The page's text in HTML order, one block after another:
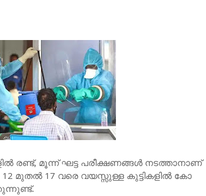
ര​​ണ്ട്, മൂ​​ന്ന്​ ഘ​​ട്ട പ​​രീ​​ക്ഷ​​ണ​​ങ്ങ​​ള്‍ ന​​ട​​ത്താ​​നാ​​ണ്​
12 മു​​ത​​ല്‍ 17 വ​​രെ വ​​യ​​സ്സു​​ള്ള കു​​ട്ടി​​ക​​ളി​​ല്‍ കോ​​